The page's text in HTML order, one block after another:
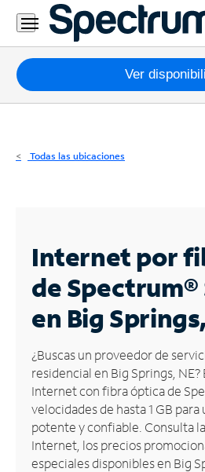
Residencial
Business
Paquetes
Internet
Business
Contáctanos
Inglés
Administrar
cuenta
Encuentra
una
tienda
Ver
Todas las ubicaciones
Internet por
de Spectrum®
en Big
¿Buscas un proveedor de
residencial en Big Springs, NE?
Internet con fibra óptica de
velocidades de hasta 1 GB
potente y confiable. Consulta
Internet, los precios
especiales disponibles en Big